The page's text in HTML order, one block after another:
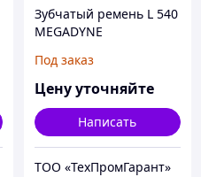
Зубчатый ремень L 540
MEGADYNE
Под заказ
Цену уточняйте
Написать
ТОО «ТехПромГарант»